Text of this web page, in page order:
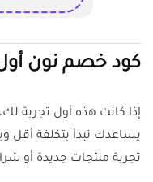
كود خصم نون
إذا كانت هذه أول تجربة
يساعدك تبدأ بتكلفة أقل
تجربة منتجات جديدة أو